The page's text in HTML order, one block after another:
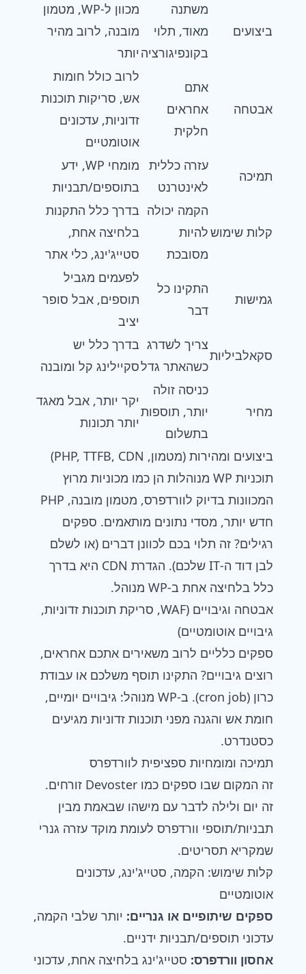
ביצועים
משתנה
מאוד, תלוי
בקונפיגורציה
מכוון ל-WP, מטמון
מובנה, לרוב מהיר
יותר
אבטחה
אתם
אחראים
חלקית
לרוב כולל חומות
אש, סריקות תוכנות
זדוניות, עדכונים
אוטומטיים
תמיכה
עזרה כללית
לאינטרנט
מומחי WP, ידע
בתוספים/תבניות
קלות שימוש
הקמה יכולה
להיות
מסובכת
בדרך כלל התקנות
בלחיצה אחת,
סטייג'ינג, כלי אתר
גמישות
התקינו כל
דבר
לפעמים מגביל
תוספים, אבל סופר
יציב
סקאלביליות
צריך לשדרג
כשהאתר גדל
בדרך כלל יש
סקיילינג קל ומובנה
מחיר
כניסה זולה
יותר, תוספות
בתשלום
יקר יותר, אבל מאגד
יותר תכונות
ביצועים ומהירות (מטמון, PHP, TTFB, CDN)
תוכניות WP מנוהלות הן כמו מכוניות מרוץ
המכוונות בדיוק לוורדפרס, מטמון מובנה, PHP
חדש יותר, מסדי נתונים מותאמים. ספקים
רגילים? זה תלוי בכם לכוונן דברים (או לשלם
לבן דוד ה-IT שלכם). הגדרת CDN היא בדרך
כלל בלחיצה אחת ב-WP מנוהל.
אבטחה וגיבויים (WAF, סריקת תוכנות זדוניות,
גיבויים אוטומטיים)
ספקים כלליים לרוב משאירים אתכם אחראים,
רוצים גיבויים? התקינו תוסף משלכם או עבודת
כרון (cron job). ב-WP מנוהל: גיבויים יומיים,
חומת אש והגנה מפני תוכנות זדוניות מגיעים
כסטנדרט.
תמיכה ומומחיות ספציפית לוורדפרס
זה המקום שבו ספקים כמו Devoster זורחים.
זה יום ולילה לדבר עם מישהו שבאמת מבין
תבניות/תוספי וורדפרס לעומת מוקד עזרה גנרי
שמקריא תסריטים.
קלות שימוש: הקמה, סטייג'ינג, עדכונים
אוטומטיים
ספקים שיתופיים או גנריים: יותר שלבי הקמה,
עדכוני תוספים/תבניות ידניים.
אחסון וורדפרס: סטייג'ינג בלחיצה אחת, עדכוני